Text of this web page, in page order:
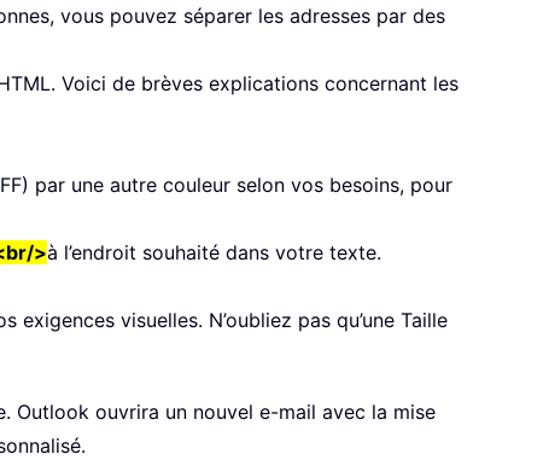
vous pouvez séparer les adresses par des
Voici de brèves explications concernant les
par une autre couleur selon vos besoins, pour
>à l’endroit souhaité dans votre texte.
visuelles. N’oubliez pas qu’une Taille
Outlook ouvrira un nouvel e-mail avec la mise